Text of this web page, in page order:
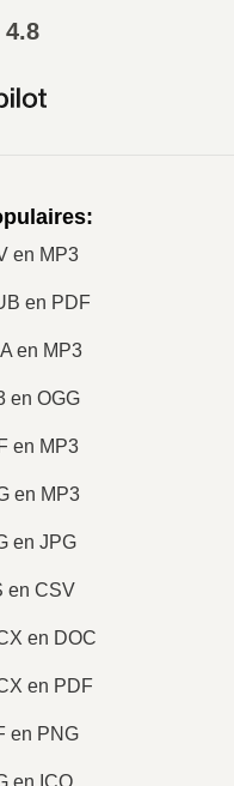
4.8
:
en MP3
en PDF
en MP3
en OGG
en MP3
en MP3
en JPG
en CSV
en DOC
en PDF
en PNG
en ICO